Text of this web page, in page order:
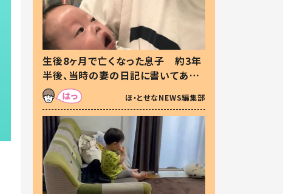
生後8ヶ月で亡くなった息子 約3年
半後、当時の妻の日記に書いてあっ
た本音とは
ほ・とせなNEWS編集部